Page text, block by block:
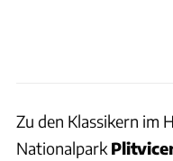
Zu den Klassikern im
Nationalpark